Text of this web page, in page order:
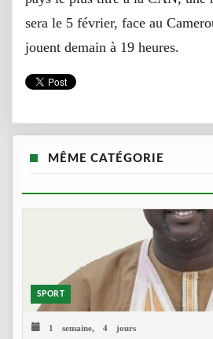
sera le 5 février, face au
jouent demain à 19 heures.
MÊME CATÉGORIE
SPORT
1 semaine, 4 jours